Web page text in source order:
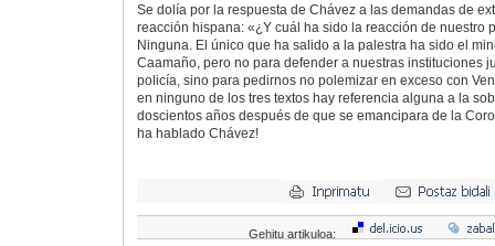
Se dolía por la respuesta de Chávez a las demandas de
reacción hispana: «¿Y cuál ha sido la reacción de nuestro
Ninguna. El único que ha salido a la palestra ha sido el
Caamaño, pero no para defender a nuestras instituciones
policía, sino para pedirnos no polemizar en exceso con
en ninguno de los tres textos hay referencia alguna a la
doscientos años después de que se emancipara de la
ha hablado Chávez!
Gehitu artikuloa: